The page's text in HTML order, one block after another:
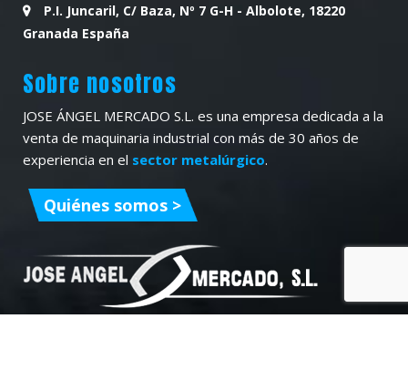
P.I. Juncaril, C/ Baza, Nº 7 G-H - Albolote, 18220
Granada España
Sobre nosotros
JOSE ÁNGEL MERCADO S.L. es una empresa dedicada a la
venta de maquinaria industrial con más de 30 años de
experiencia en el sector metalúrgico.
Quiénes somos >